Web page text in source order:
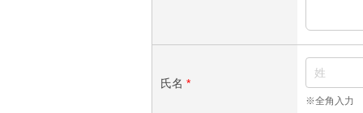
氏名 *
※全角入力